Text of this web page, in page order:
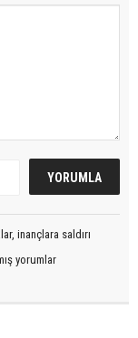
inançlara saldırı
yorumlar